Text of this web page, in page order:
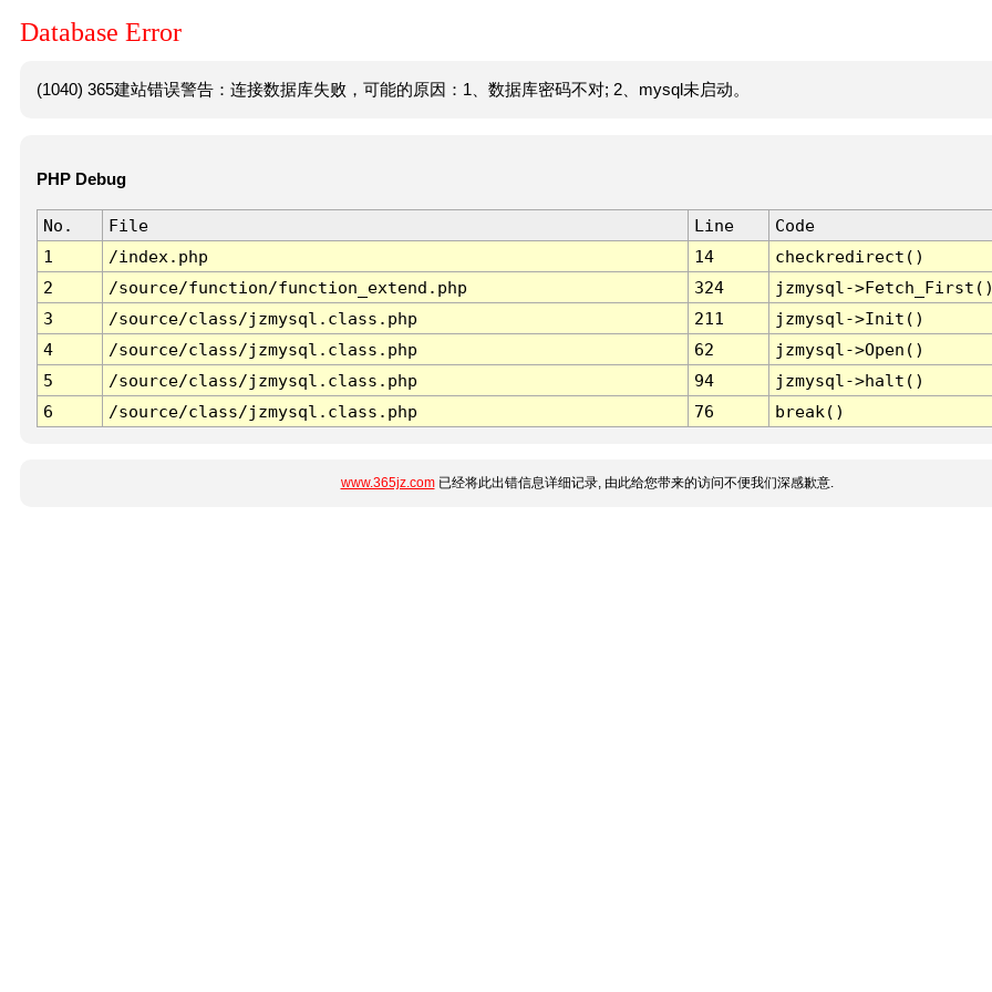
Database Error
(1040) 365建站错误警告：连接数据库失败，可能的原因：1、数据库密码不对; 2、mysql未启动。
PHP Debug
No. File Line
Code
1
/index.php 14
checkredirect()
2
/source/function/function_extend.php 324
jzmysql-
3
/source/class/jzmysql.class.php 211
jzmysql->Init()
4
/source/class/jzmysql.class.php 62
jzmysql->Open()
5
/source/class/jzmysql.class.php 94
jzmysql->halt()
6
/source/class/jzmysql.class.php 76 break()
www.365jz.com已经将此出错信息详细记录, 由此给您带来的访问不便我们深感歉意.